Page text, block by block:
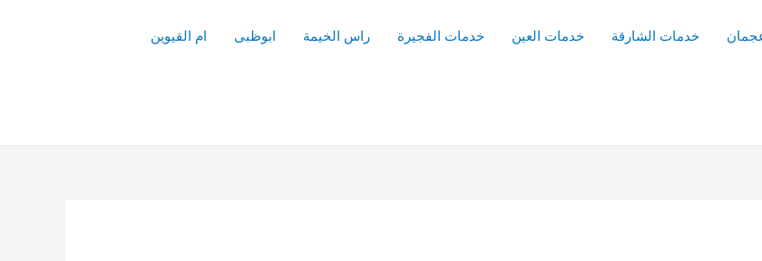
خدمات الشارقة خدمات العين خدمات الفجيرة راس الخيمة ابوظبى ام القيوين